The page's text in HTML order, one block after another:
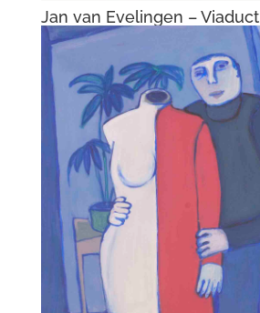
Jan van Evelingen – Viaduct